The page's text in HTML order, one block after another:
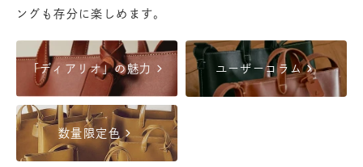
渋谷店- 在庫 -○
六本木店- 在庫 -△
日本橋店- 在庫 -△
自由が丘店- 在庫 -△
ングも存分に楽しめます。
「ディアリオ」の魅力 chevron_right ユーザーコラムchevron_right
数量限定色chevron_right